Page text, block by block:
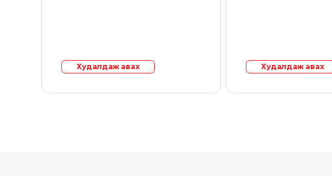
Худалдаж авах Худалдаж авах